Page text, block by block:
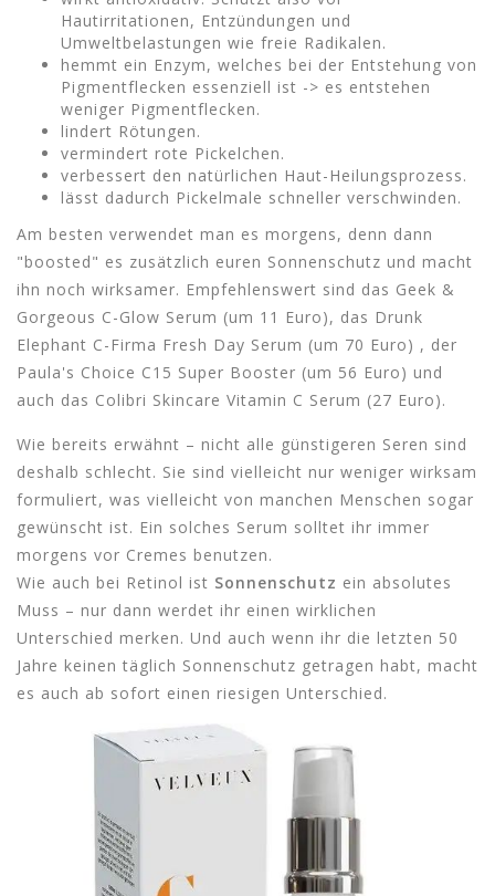
Hautirritationen, Entzündungen und
Umweltbelastungen wie freie Radikalen.
hemmt ein Enzym, welches bei der Entstehung von
Pigmentflecken essenziell ist -> es entstehen
weniger Pigmentflecken.
lindert Rötungen.
vermindert rote Pickelchen.
verbessert den natürlichen Haut-Heilungsprozess.
lässt dadurch Pickelmale schneller verschwinden.
Am besten verwendet man es morgens, denn dann
"boosted" es zusätzlich euren Sonnenschutz und macht
ihn noch wirksamer. Empfehlenswert sind das Geek &
Gorgeous C-Glow Serum (um 11 Euro), das Drunk
Elephant C-Firma Fresh Day Serum (um 70 Euro) , der
Paula's Choice C15 Super Booster (um 56 Euro) und
auch das Colibri Skincare Vitamin C Serum (27 Euro).
Wie bereits erwähnt – nicht alle günstigeren Seren sind
deshalb schlecht. Sie sind vielleicht nur weniger wirksam
formuliert, was vielleicht von manchen Menschen sogar
gewünscht ist. Ein solches Serum solltet ihr immer
morgens vor Cremes benutzen.
Wie auch bei Retinol ist Sonnenschutz ein absolutes
Muss – nur dann werdet ihr einen wirklichen
Unterschied merken. Und auch wenn ihr die letzten 50
Jahre keinen täglich Sonnenschutz getragen habt, macht
es auch ab sofort einen riesigen Unterschied.